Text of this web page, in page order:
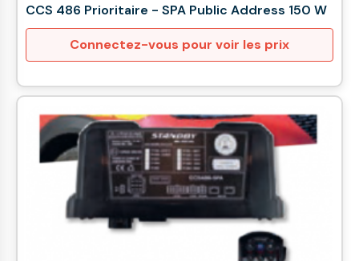
CCS 486 Prioritaire - SPA Public Address 150 W
Connectez-vous pour voir les prix